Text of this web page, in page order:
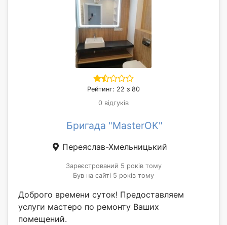
Рейтинг: 22 з 80
0 відгуків
Бригада "MasterOK"
Переяслав-Хмельницький
Зареєстрований 5 років тому
Був на сайті 5 років тому
Доброго времени суток! Предоставляем
услуги мастеро по ремонту Ваших
помещений.